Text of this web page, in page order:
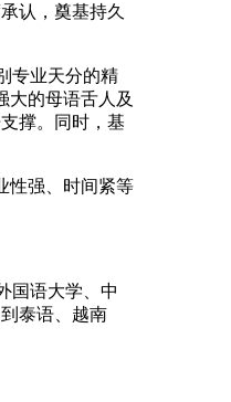
认，奠基持久
专业天分的精
大的母语舌人及
撑。同时，基
性强、时间紧等
国语大学、中
泰语、越南